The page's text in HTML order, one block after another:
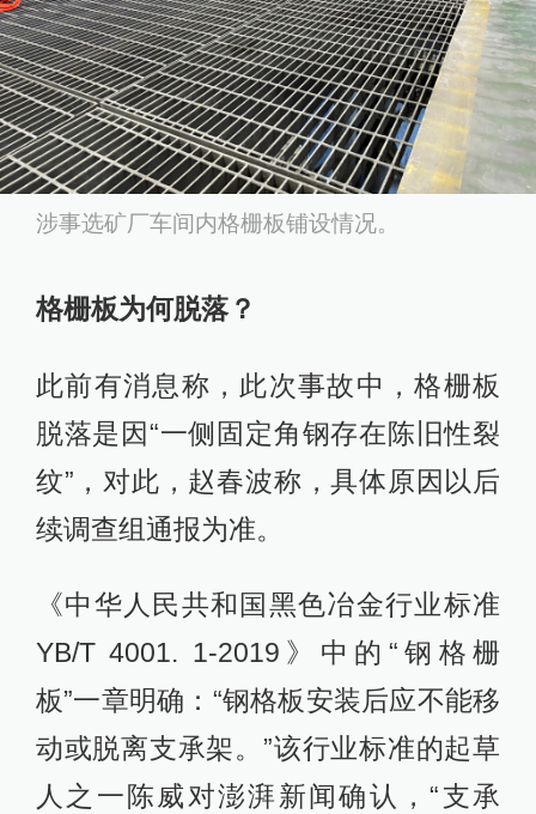
涉事选矿厂车间内格栅板铺设情况。
格栅板为何脱落？
此前有消息称，此次事故中，格栅板
脱落是因“一侧固定角钢存在陈旧性裂
纹”，对此，赵春波称，具体原因以后
续调查组通报为准。
《中华人民共和国黑色冶金行业标准
YB/T 4001. 1-2019》中的“钢格栅
板”一章明确：“钢格板安装后应不能移
动或脱离支承架。”该行业标准的起草
人之一陈威对澎湃新闻确认，“支承